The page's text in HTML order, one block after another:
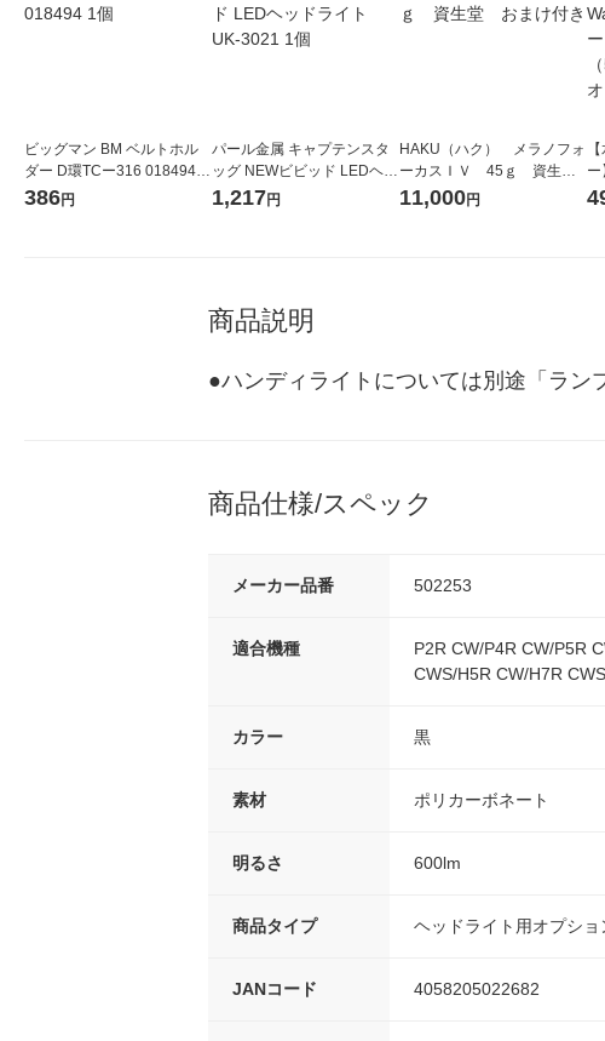
ビッグマン BM ベルトホル
ダー D環TCー316 018494 1
個
386円
パール金属 キャプテンスタ
ッグ NEWビビッド LEDヘッ
ドライト UK-3021 1個
1,217円
HAKU（ハク） メラノフォ
ーカスＩＶ 45ｇ 資生
堂 おまけ付き
11,000円
ー
コ
商品説明
●ハンディライトについては別途「ラン
商品仕様/スペック
メーカー品番 502253
適合機種
P2R CW/P4R CW/P5R
CWS/H5R CW/H7R
カラー 黒
素材 ポリカーボネート
明るさ 600lm
商品タイプ ヘッドライト用オプショ
JANコード 4058205022682